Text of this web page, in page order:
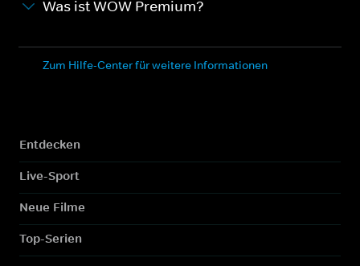
Was ist WOW Premium?
Zum Hilfe-Center für weitere Informationen
Entdecken
Live-Sport
Neue Filme
Top-Serien